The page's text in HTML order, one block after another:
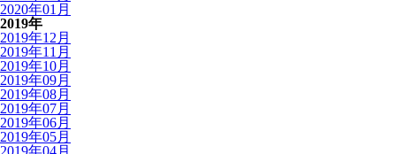
2020年01月
2019年
2019年12月
2019年11月
2019年10月
2019年09月
2019年08月
2019年07月
2019年06月
2019年05月